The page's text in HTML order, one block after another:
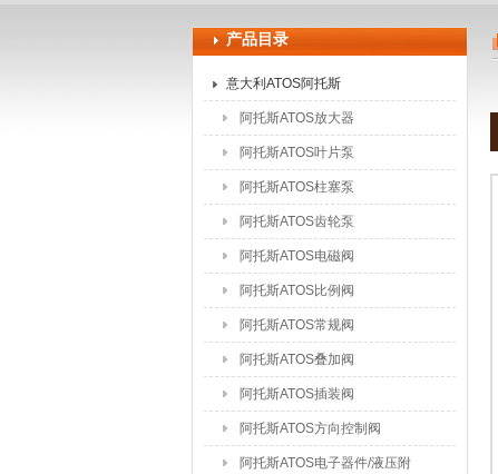
产品目录
意大利ATOS阿托斯
阿托斯ATOS放大器
阿托斯ATOS叶片泵
阿托斯ATOS柱塞泵
阿托斯ATOS齿轮泵
阿托斯ATOS电磁阀
阿托斯ATOS比例阀
阿托斯ATOS常规阀
阿托斯ATOS叠加阀
阿托斯ATOS插装阀
阿托斯ATOS方向控制阀
阿托斯ATOS电子器件/液压附